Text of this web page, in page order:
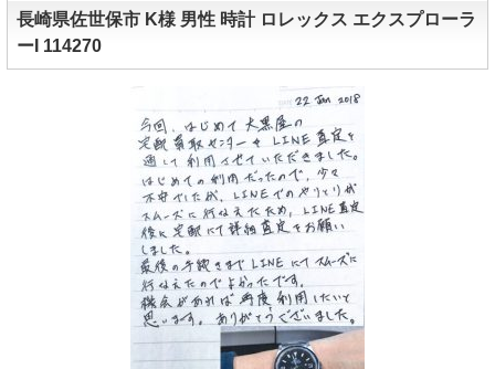
長崎県佐世保市 K様 男性 時計 ロレックス エクスプローラ
ーI 114270